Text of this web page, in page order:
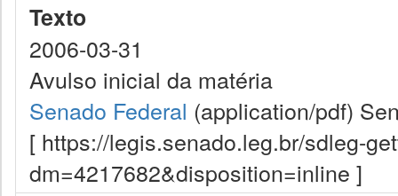
Texto
2006-03-31
Avulso inicial da matéria
Senado Federal (application/pdf)
[ https://legis.senado.leg.br/sdleg-
dm=4217682&disposition=inline ]